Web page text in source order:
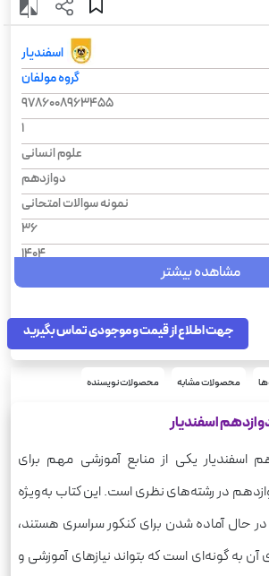
اسفندیار
گروه مولفان
9786008963455
1
علوم انسانی
دوازدهم
نمونه سوالات امتحانی
36
1404
رحلی
جغرافیا
مشاهده بیشتر
جهت اطلاع از قیمت و موجودی تماس بگیرید
محصولات مشابه محصولات نویسنده
اسفندیار
اسفندیار یکی از منابع آموزشی مهم برای
در رشته‌های نظری است. این کتاب به‌ویژه
در حال آماده شدن برای کنکور سراسری هستند،
به گونه‌ای است که بتواند نیازهای آموزشی و